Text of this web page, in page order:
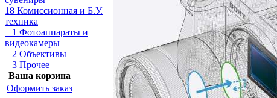
18 Комиссионная и Б.У.
техника
1 Фотоаппараты и
видеокамеры
2 Объективы
3 Прочее
Ваша корзина
Оформить заказ